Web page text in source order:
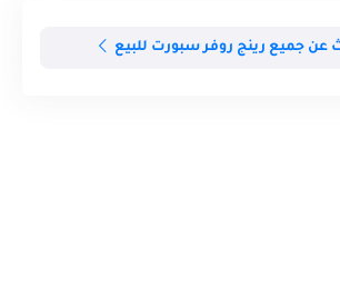
عن جميع رينج روفر سبورت للبيع